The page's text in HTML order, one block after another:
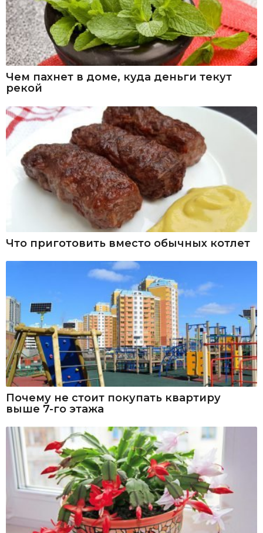
Чем пахнет в доме, куда деньги текут
рекой
Что приготовить вместо обычных котлет
Почему не стоит покупать квартиру
выше 7-го этажа